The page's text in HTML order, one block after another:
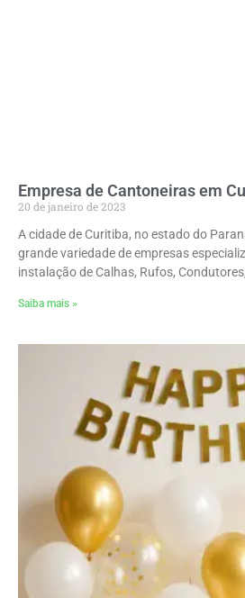
Empresa de Cantoneiras em
20 de janeiro de 2023
A cidade de Curitiba, no estado do
grande variedade de empresas
instalação de Calhas, Rufos,
Saiba mais »